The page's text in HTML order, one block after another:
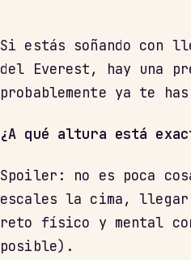
Si estás soñando con
del Everest, hay una
probablemente ya te
¿A qué altura está
Spoiler: no es poca
escales la cima, llegar
reto físico y mental
posible).